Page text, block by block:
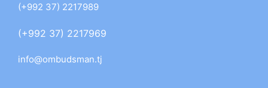
(+992 37) 2217989
(+992 37) 2217969
info@ombudsman.tj